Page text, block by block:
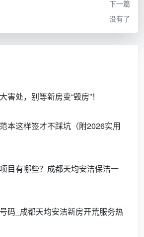
洁窗户玻璃清洗，先别急着上手，
功了一半。成都天均安洁保洁的工
条）+ 伸缩杆，用于大面积刮水
刀片必须全新锋利，准备几片随时替
除剂
洁布、鱼鳞布
下一篇
没有了
害处，别等新房变“毁房”！
本这样签才不踩坑（附2026实用
目有哪些？成都天均安洁保洁一
码_成都天均安洁新房开荒服务热